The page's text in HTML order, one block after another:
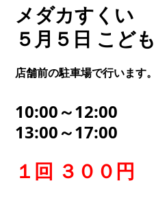
メダカすくい
５月５日 こど
店舗前の駐車場で行います。
10:00～12:00
13:00～17:00
１回 ３００円